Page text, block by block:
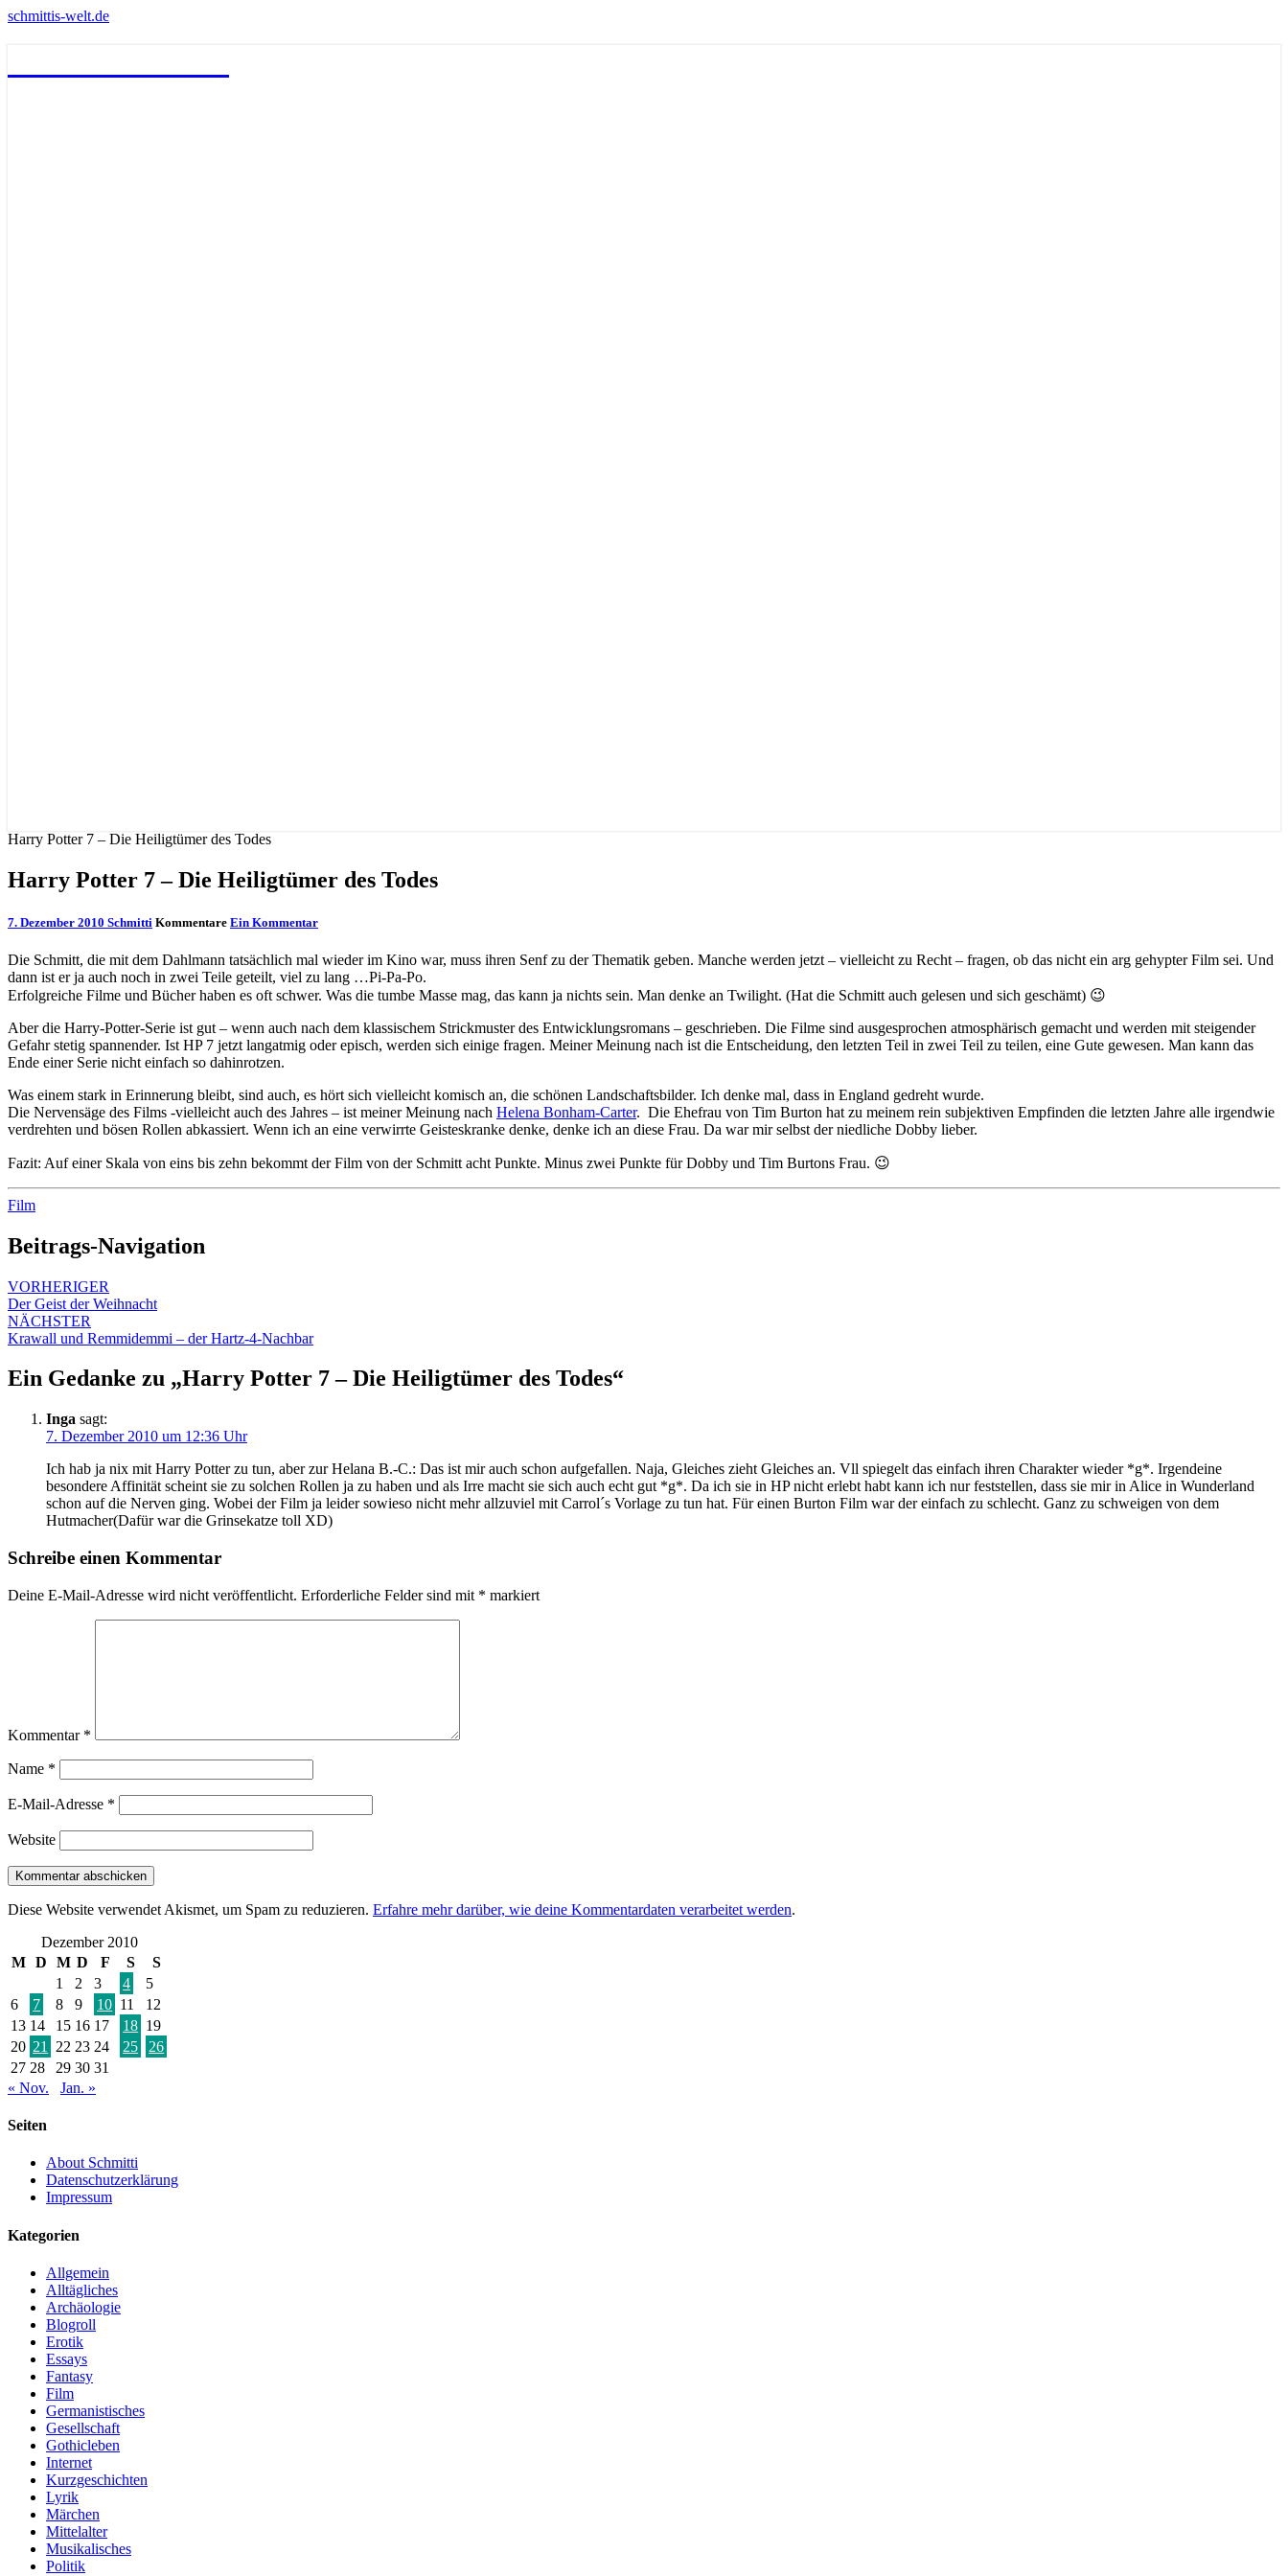
schmittis-welt.de
Harry Potter 7 – Die Heiligtümer des Todes
Harry Potter 7 – Die Heiligtümer des Todes
7. Dezember 2010 Schmitti Kommentare Ein Kommentar
Die Schmitt, die mit dem Dahlmann tatsächlich mal wieder im Kino war, muss ihren Senf zu der Thematik geben. Manche werden jetzt – vielleicht zu Recht – fragen, ob das nicht ein arg gehypter Film sei. Und
dann ist er ja auch noch in zwei Teile geteilt, viel zu lang …Pi-Pa-Po.
Erfolgreiche Filme und Bücher haben es oft schwer. Was die tumbe Masse mag, das kann ja nichts sein. Man denke an Twilight. (Hat die Schmitt auch gelesen und sich geschämt) 😉
Aber die Harry-Potter-Serie ist gut – wenn auch nach dem klassischem Strickmuster des Entwicklungsromans – geschrieben. Die Filme sind ausgesprochen atmosphärisch gemacht und werden mit steigender
Gefahr stetig spannender. Ist HP 7 jetzt langatmig oder episch, werden sich einige fragen. Meiner Meinung nach ist die Entscheidung, den letzten Teil in zwei Teil zu teilen, eine Gute gewesen. Man kann das
Ende einer Serie nicht einfach so dahinrotzen.
Was einem stark in Erinnerung bleibt, sind auch, es hört sich vielleicht komisch an, die schönen Landschaftsbilder. Ich denke mal, dass in England gedreht wurde.
Die Nervensäge des Films -vielleicht auch des Jahres – ist meiner Meinung nach Helena Bonham-Carter. Die Ehefrau von Tim Burton hat zu meinem rein subjektiven Empfinden die letzten Jahre alle irgendwie
verdrehten und bösen Rollen abkassiert. Wenn ich an eine verwirrte Geisteskranke denke, denke ich an diese Frau. Da war mir selbst der niedliche Dobby lieber.
Fazit: Auf einer Skala von eins bis zehn bekommt der Film von der Schmitt acht Punkte. Minus zwei Punkte für Dobby und Tim Burtons Frau. 😉
Film
Beitrags-Navigation
VORHERIGER
Der Geist der Weihnacht
NÄCHSTER
Krawall und Remmidemmi – der Hartz-4-Nachbar
Ein Gedanke zu „Harry Potter 7 – Die Heiligtümer des Todes“
Inga sagt:
7. Dezember 2010 um 12:36 Uhr
Ich hab ja nix mit Harry Potter zu tun, aber zur Helana B.-C.: Das ist mir auch schon aufgefallen. Naja, Gleiches zieht Gleiches an. Vll spiegelt das einfach ihren Charakter wieder *g*. Irgendeine
besondere Affinität scheint sie zu solchen Rollen ja zu haben und als Irre macht sie sich auch echt gut *g*. Da ich sie in HP nicht erlebt habt kann ich nur feststellen, dass sie mir in Alice in Wunderland
schon auf die Nerven ging. Wobei der Film ja leider sowieso nicht mehr allzuviel mit Carrol´s Vorlage zu tun hat. Für einen Burton Film war der einfach zu schlecht. Ganz zu schweigen von dem
Hutmacher(Dafür war die Grinsekatze toll XD)
Schreibe einen Kommentar
Deine E-Mail-Adresse wird nicht veröffentlicht. Erforderliche Felder sind mit * markiert
Kommentar *
Name *
E-Mail-Adresse *
Website
Diese Website verwendet Akismet, um Spam zu reduzieren. Erfahre mehr darüber, wie deine Kommentardaten verarbeitet werden.
Dezember 2010
M
D M D F S
S
1
2 3 4
5
6
7 8 9 10 11
12
13 14 15 16 17 18 19
20 21 22 23 24 25
26
27 28 29 30 31
« Nov.
Jan. »
Seiten
About Schmitti
Datenschutzerklärung
Impressum
Kategorien
Allgemein
Alltägliches
Archäologie
Blogroll
Erotik
Essays
Fantasy
Film
Germanistisches
Gesellschaft
Gothicleben
Internet
Kurzgeschichten
Lyrik
Märchen
Mittelalter
Musikalisches
Politik